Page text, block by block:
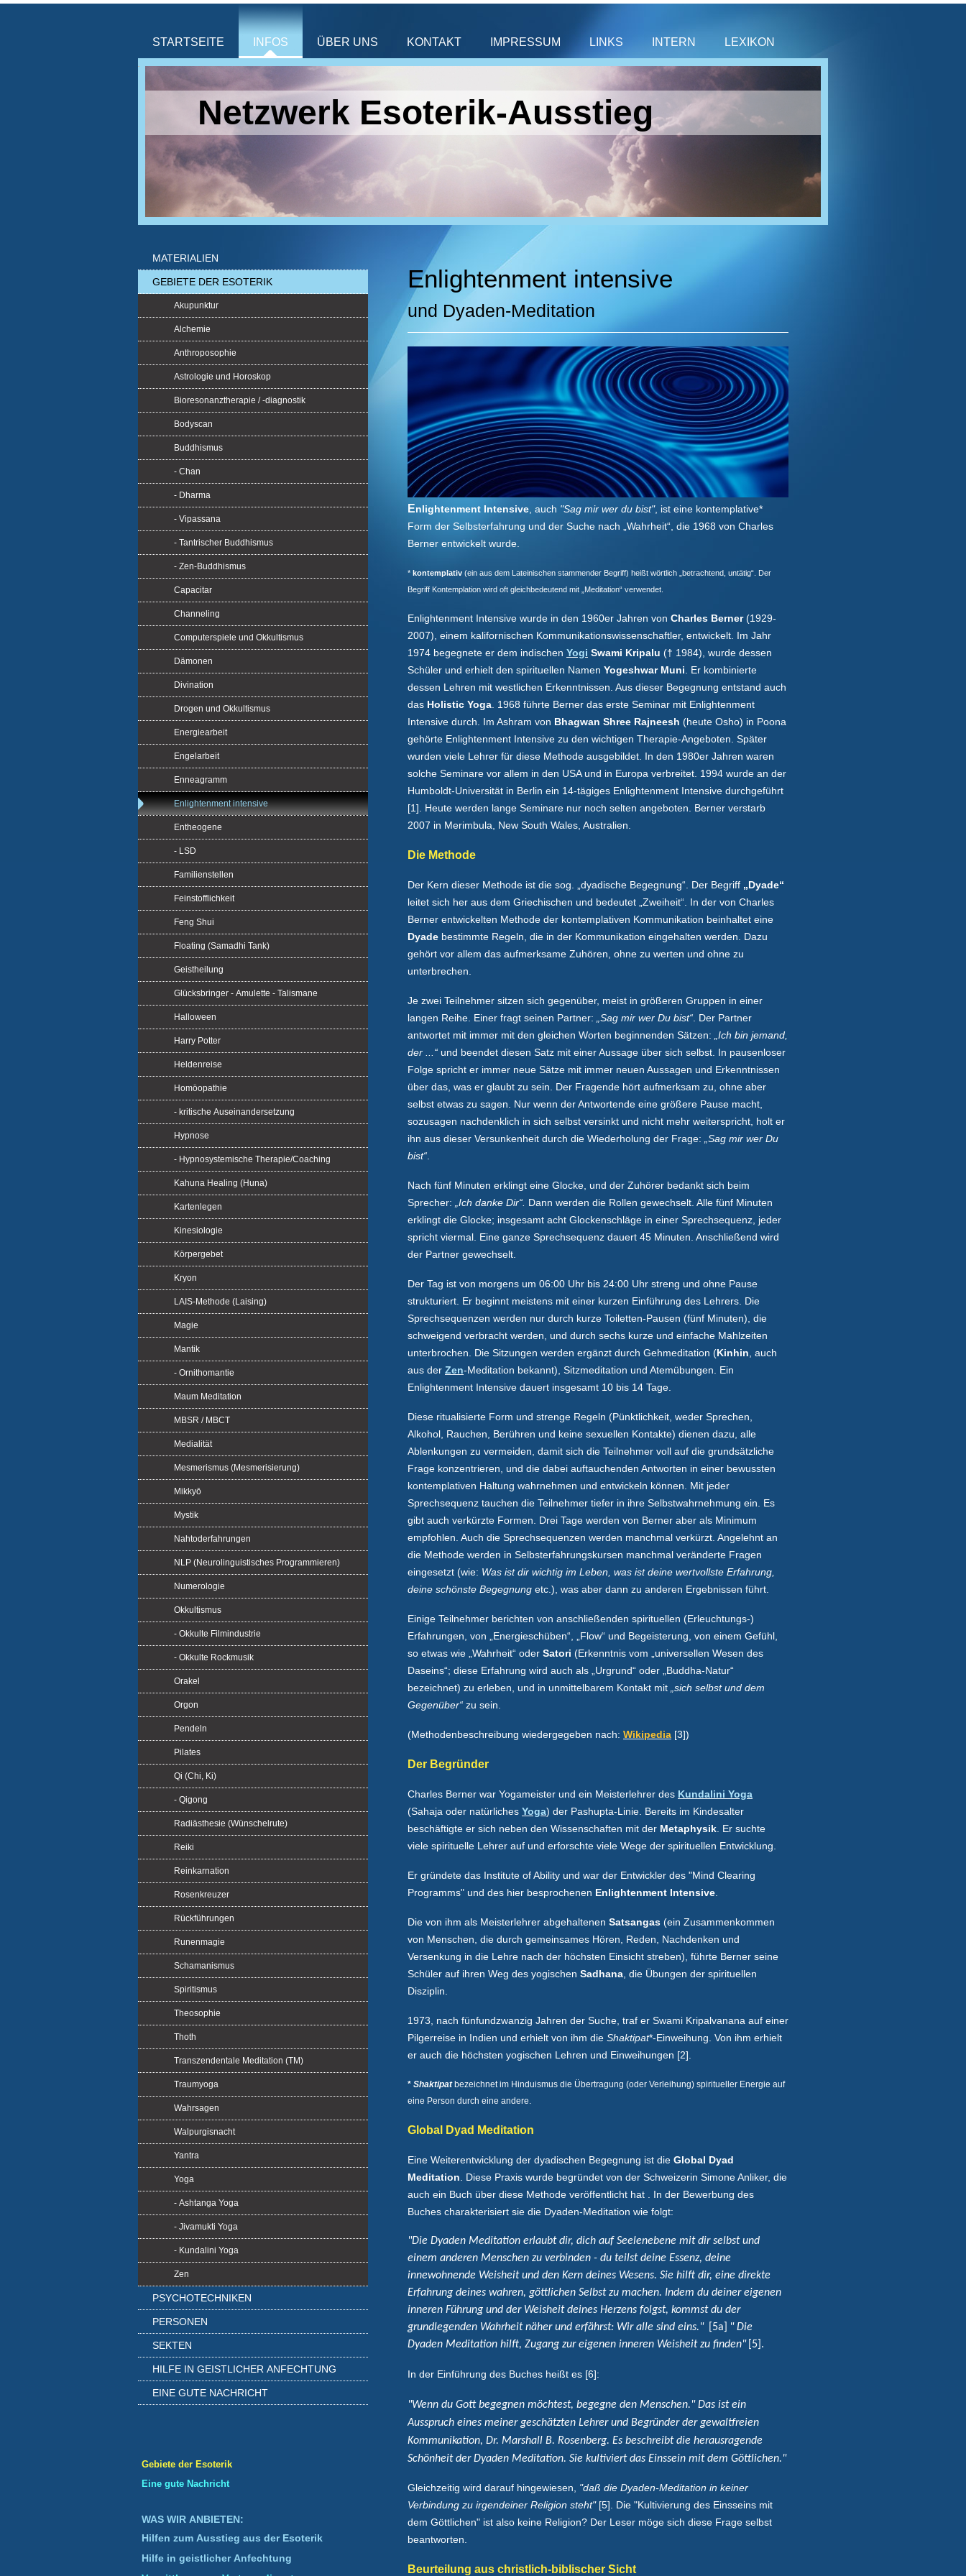
STARTSEITE INFOS ÜBER UNS KONTAKT IMPRESSUM LINKS INTERN LEXIKON
Netzwerk Esoterik-Ausstieg
Enlightenment intensive
und Dyaden-Meditation
Enlightenment Intensive , auch "Sag mir wer du bist", ist eine kontemplative*
Form der Selbsterfahrung und der Suche nach „Wahrheit“, die 1968 von Charles
Berner entwickelt wurde.
* kontemplativ (ein aus dem Lateinischen stammender Begriff) heißt wörtlich „betrachtend, untätig“. Der
Begriff Kontemplation wird oft gleichbedeutend mit „Meditation“ verwendet.
Enlightenment Intensive wurde in den 1960er Jahren von Charles Berner(1929-
2007), einem kalifornischen Kommunikationswissenschaftler, entwickelt. Im Jahr
1974 begegnete er dem indischen Yogi Swami Kripalu († 1984), wurde dessen
Schüler und erhielt den spirituellen Namen Yogeshwar Muni . Er kombinierte
dessen Lehren mit westlichen Erkenntnissen. Aus dieser Begegnung entstand auch
das Holistic Yoga . 1968 führte Berner das erste Seminar mit Enlightenment
Intensive durch. Im Ashram von Bhagwan Shree Rajneesh (heute Osho) in Poona
gehörte Enlightenment Intensive zu den wichtigen Therapie-Angeboten. Später
wurden viele Lehrer für diese Methode ausgebildet. In den 1980er Jahren waren
solche Seminare vor allem in den USA und in Europa verbreitet. 1994 wurde an der
Humboldt-Universität in Berlin ein 14-tägiges Enlightenment Intensive durchgeführt
[1]. Heute werden lange Seminare nur noch selten angeboten. Berner verstarb
2007 in Merimbula, New South Wales, Australien.
Die Methode
Der Kern dieser Methode ist die sog. „dyadische Begegnung“. Der Begriff „Dyade“
leitet sich her aus dem Griechischen und bedeutet „Zweiheit“. In der von Charles
Berner entwickelten Methode der kontemplativen Kommunikation beinhaltet eine
Dyade bestimmte Regeln, die in der Kommunikation eingehalten werden. Dazu
gehört vor allem das aufmerksame Zuhören, ohne zu werten und ohne zu
unterbrechen.
Je zwei Teilnehmer sitzen sich gegenüber, meist in größeren Gruppen in einer
langen Reihe. Einer fragt seinen Partner:
„Sag mir wer Du bist“ . Der Partner
antwortet mit immer mit den gleichen Worten beginnenden Sätzen:
„Ich bin jemand,
der ...“ und beendet diesen Satz mit einer Aussage über sich selbst. In pausenloser
Folge spricht er immer neue Sätze mit immer neuen Aussagen und Erkenntnissen
über das, was er glaubt zu sein. Der Fragende hört aufmerksam zu, ohne aber
selbst etwas zu sagen. Nur wenn der Antwortende eine größere Pause macht,
sozusagen nachdenklich in sich selbst versinkt und nicht mehr weiterspricht, holt er
ihn aus dieser Versunkenheit durch die Wiederholung der Frage:
„Sag mir wer Du
bist“
Nach fünf Minuten erklingt eine Glocke, und der Zuhörer bedankt sich beim
Sprecher:
„Ich danke Dir“. Dann werden die Rollen gewechselt. Alle fünf Minuten
erklingt die Glocke; insgesamt acht Glockenschläge in einer Sprechsequenz, jeder
spricht viermal. Eine ganze Sprechsequenz dauert 45 Minuten. Anschließend wird
der Partner gewechselt.
Der Tag ist von morgens um 06:00 Uhr bis 24:00 Uhr streng und ohne Pause
strukturiert. Er beginnt meistens mit einer kurzen Einführung des Lehrers. Die
Sprechsequenzen werden nur durch kurze Toiletten-Pausen (fünf Minuten), die
schweigend verbracht werden, und durch sechs kurze und einfache Mahlzeiten
unterbrochen. Die Sitzungen werden ergänzt durch Gehmeditation (Kinhin , auch
aus der Zen-Meditation bekannt), Sitzmeditation und Atemübungen. Ein
Enlightenment Intensive dauert insgesamt 10 bis 14 Tage.
Diese ritualisierte Form und strenge Regeln (Pünktlichkeit, weder Sprechen,
Alkohol, Rauchen, Berühren und keine sexuellen Kontakte) dienen dazu, alle
Ablenkungen zu vermeiden, damit sich die Teilnehmer voll auf die grundsätzliche
Frage konzentrieren, und die dabei auftauchenden Antworten in einer bewussten
kontemplativen Haltung wahrnehmen und entwickeln können. Mit jeder
Sprechsequenz tauchen die Teilnehmer tiefer in ihre Selbstwahrnehmung ein. Es
gibt auch verkürzte Formen. Drei Tage werden von Berner aber als Minimum
empfohlen. Auch die Sprechsequenzen werden manchmal verkürzt. Angelehnt an
die Methode werden in Selbsterfahrungskursen manchmal veränderte Fragen
eingesetzt (wie: Was ist dir wichtig im Leben, was ist deine wertvollste Erfahrung,
deine schönste Begegnung etc.), was aber dann zu anderen Ergebnissen führt.
Einige Teilnehmer berichten von anschließenden spirituellen (Erleuchtungs-)
Erfahrungen, von „Energieschüben“, „Flow“ und Begeisterung, von einem Gefühl,
so etwas wie „Wahrheit“ oder Satori (Erkenntnis vom „universellen Wesen des
Daseins“; diese Erfahrung wird auch als „Urgrund“ oder „Buddha-Natur“
bezeichnet) zu erleben, und in unmittelbarem Kontakt mit „sich selbst und dem
Gegenüber“ zu sein.
(Methodenbeschreibung wiedergegeben nach: Wikipedia [3])
Der Begründer
Charles Berner war Yogameister und ein Meisterlehrer des Kundalini Yoga
(Sahaja oder natürliches Yoga) der Pashupta-Linie. Bereits im Kindesalter
beschäftigte er sich neben den Wissenschaften mit der Metaphysik . Er suchte
viele spirituelle Lehrer auf und erforschte viele Wege der spirituellen Entwicklung.
Er gründete das Institute of Ability und war der Entwickler des "Mind Clearing
Programms" und des hier besprochenen Enlightenment Intensive
Die von ihm als Meisterlehrer abgehaltenen Satsangas (ein Zusammenkommen
von Menschen, die durch gemeinsames Hören, Reden, Nachdenken und
Versenkung in die Lehre nach der höchsten Einsicht streben), führte Berner seine
Schüler auf ihren Weg des yogischen Sadhana , die Übungen der spirituellen
Disziplin.
1973, nach fünfundzwanzig Jahren der Suche, traf er Swami Kripalvanana auf einer
Pilgerreise in Indien und erhielt von ihm die Shaktipat*-Einweihung. Von ihm erhielt
er auch die höchsten yogischen Lehren und Einweihungen [2].
* Shaktipatbezeichnet im Hinduismus die Übertragung (oder Verleihung) spiritueller Energie auf
eine Person durch eine andere.
Global Dyad Meditation
Eine Weiterentwicklung der dyadischen Begegnung ist die Global Dyad
Meditation . Diese Praxis wurde begründet von der Schweizerin Simone Anliker, die
auch ein Buch über diese Methode veröffentlicht hat . In der Bewerbung des
Buches charakterisiert sie die Dyaden-Meditation wie folgt:
"Die Dyaden Meditation erlaubt dir, dich auf Seelenebene mit dir selbst und
einem anderen Menschen zu verbinden - du teilst deine Essenz, deine
innewohnende Weisheit und den Kern deines Wesens. Sie hilft dir, eine direkte
Erfahrung deines wahren, göttlichen Selbst zu machen. Indem du deiner eigenen
inneren Führung und der Weisheit deines Herzens folgst, kommst du der
grundlegenden Wahrheit näher und erfährst: Wir alle sind eins."
[5a]
" Die
Dyaden Meditation hilft, Zugang zur eigenen inneren Weisheit zu finden" [5].
In der Einführung des Buches heißt es [6]:
"Wenn du Gott begegnen möchtest, begegne den Menschen." Das ist ein
Ausspruch eines meiner geschätzten Lehrer und Begründer der gewaltfreien
Kommunikation, Dr. Marshall B. Rosenberg. Es beschreibt die herausragende
Schönheit der Dyaden Meditation. Sie kultiviert das Einssein mit dem Göttlichen."
Gleichzeitig wird darauf hingewiesen, "daß die Dyaden-Meditation in keiner
Verbindung zu irgendeiner Religion steht"[5]. Die "Kultivierung des Einsseins mit
dem Göttlichen" ist also keine Religion? Der Leser möge sich diese Frage selbst
beantworten.
Beurteilung aus christlich-biblischer Sicht
MATERIALIEN
GEBIETE DER ESOTERIK
Akupunktur
Alchemie
Anthroposophie
Astrologie und Horoskop
Bioresonanztherapie / -diagnostik
Bodyscan
Buddhismus
- Chan
- Dharma
- Vipassana
- Tantrischer Buddhismus
- Zen-Buddhismus
Capacitar
Channeling
Computerspiele und Okkultismus
Dämonen
Divination
Drogen und Okkultismus
Energiearbeit
Engelarbeit
Enneagramm
Enlightenment intensive
Entheogene
- LSD
Familienstellen
Feinstofflichkeit
Feng Shui
Floating (Samadhi Tank)
Geistheilung
Glücksbringer - Amulette - Talismane
Halloween
Harry Potter
Heldenreise
Homöopathie
- kritische Auseinandersetzung
Hypnose
- Hypnosystemische Therapie/Coaching
Kahuna Healing (Huna)
Kartenlegen
Kinesiologie
Körpergebet
Kryon
LAIS-Methode (Laising)
Magie
Mantik
- Ornithomantie
Maum Meditation
MBSR / MBCT
Medialität
Mesmerismus (Mesmerisierung)
Mikkyō
Mystik
Nahtoderfahrungen
NLP (Neurolinguistisches Programmieren)
Numerologie
Okkultismus
- Okkulte Filmindustrie
- Okkulte Rockmusik
Orakel
Orgon
Pendeln
Pilates
Qi (Chi, Ki)
- Qigong
Radiästhesie (Wünschelrute)
Reiki
Reinkarnation
Rosenkreuzer
Rückführungen
Runenmagie
Schamanismus
Spiritismus
Theosophie
Thoth
Transzendentale Meditation (TM)
Traumyoga
Wahrsagen
Walpurgisnacht
Yantra
Yoga
- Ashtanga Yoga
- Jivamukti Yoga
- Kundalini Yoga
Zen
PSYCHOTECHNIKEN
PERSONEN
SEKTEN
HILFE IN GEISTLICHER ANFECHTUNG
EINE GUTE NACHRICHT
Gebiete der Esoterik
Eine gute Nachricht
WAS WIR ANBIETEN:
Hilfen zum Ausstieg aus der Esoterik
Hilfe in geistlicher Anfechtung